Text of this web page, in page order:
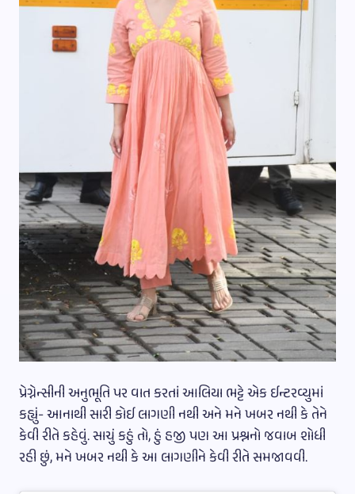
પ્રેગ્નેન્સીની અનુભૂતિ પર વાત કરતાં આલિયા ભટ્ટે એક ઈન્ટરવ્યુમાં
કહ્યું- આનાથી સારી કોઈ લાગણી નથી અને મને ખબર નથી કે તેને
કેવી રીતે કહેવું. સાચું કહું તો, હું હજી પણ આ પ્રશ્નનો જવાબ શોધી
રહી છું, મને ખબર નથી કે આ લાગણીને કેવી રીતે સમજાવવી.